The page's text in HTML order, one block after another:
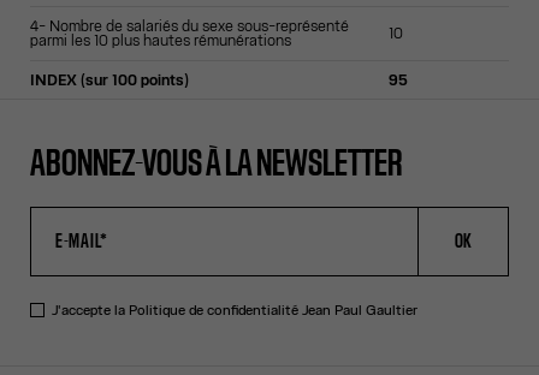
4- Nombre de salariés du sexe sous-représenté
parmi les 10 plus hautes rémunérations
10
INDEX (sur 100 points) 95
ABONNEZ-VOUS À LA NEWSLETTER
OK
J'accepte la Politique de confidentialitéJean Paul Gaultier